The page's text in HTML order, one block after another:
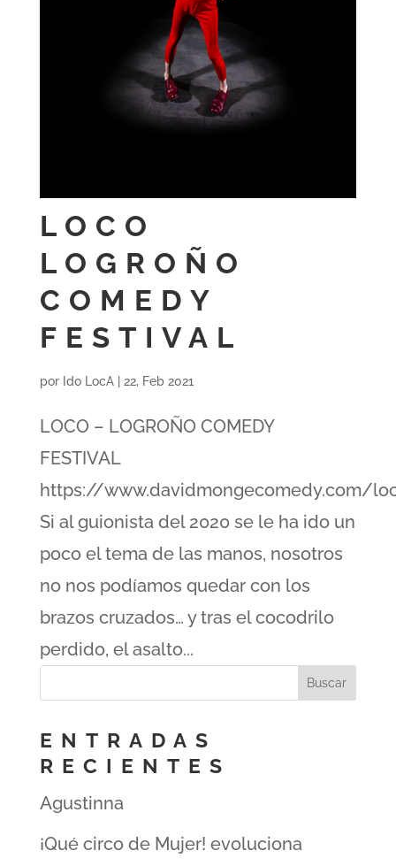
LOCO
LOGROÑO
COMEDY
FESTIVAL
por Ido LocA| 22, Feb 2021
LOCO – LOGROÑO COMEDY
FESTIVAL
https://www.davidmongecomedy.com/
Si al guionista del 2020 se le ha ido un
poco el tema de las manos, nosotros
no nos podíamos quedar con los
brazos cruzados… y tras el cocodrilo
perdido, el asalto...
ENTRADAS
RECIENTES
Agustinna
¡Qué circo de Mujer! evoluciona